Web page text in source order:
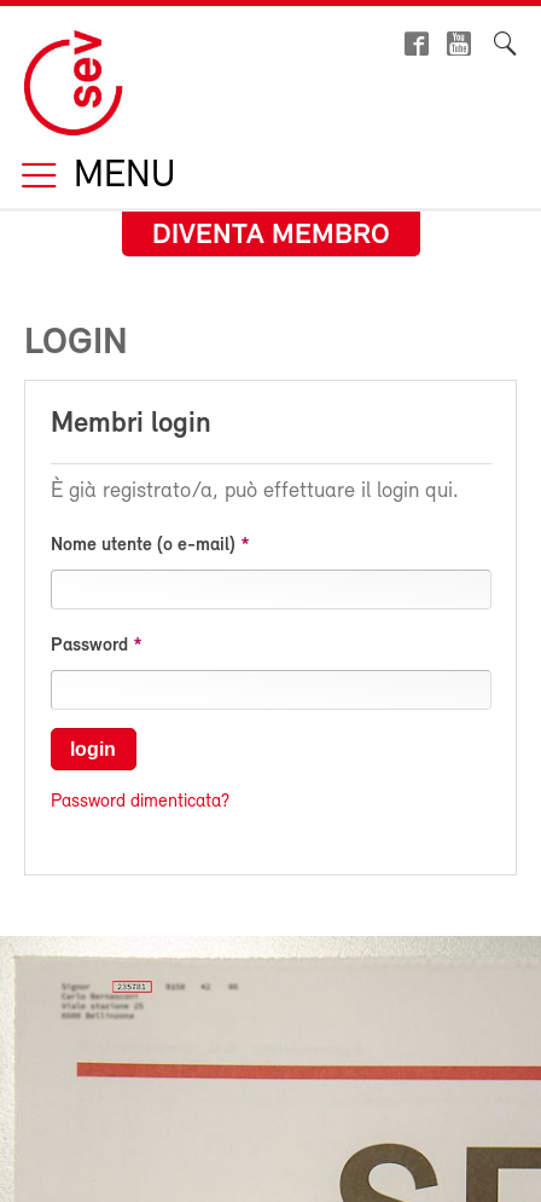
MENU
DIVENTA MEMBRO
LOGIN
Membri login
È già registrato/a, può effettuare il login qui.
Nome utente (o e-mail)
Password
login
Password dimenticata?